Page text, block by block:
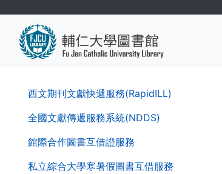
第
二
層
覽
列
西文期刊文獻快遞服務(RapidILL)
全國文獻傳遞服務系統(NDDS)
館際合作圖書互借證服務
私立綜合大學寒暑假圖書互借服務